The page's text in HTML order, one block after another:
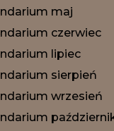
maj
czerwiec
lipiec
sierpień
wrzesień